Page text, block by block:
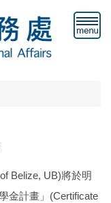
Belize, UB)將於明
金計畫」(Certificate